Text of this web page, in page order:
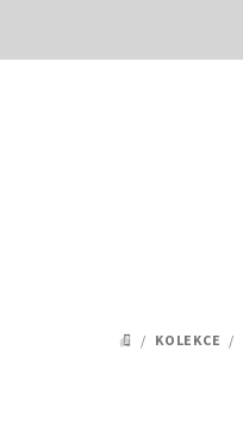
DOMŮ
/ KOLEKCE /